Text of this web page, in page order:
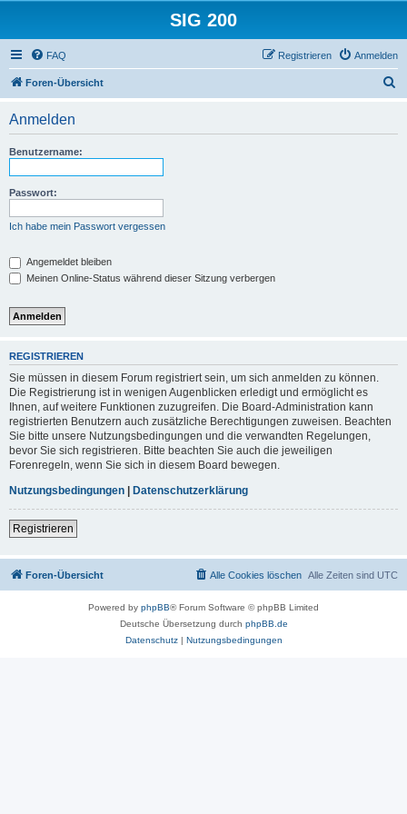
SIG 200
FAQ Anmelden
Registrieren
Foren-Übersicht
Anmelden
Benutzername:
Passwort:
Ich habe mein Passwort vergessen
Angemeldet bleiben
Meinen Online-Status während dieser Sitzung verbergen
REGISTRIEREN
Sie müssen in diesem Forum registriert sein, um sich anmelden zu können.
Die Registrierung ist in wenigen Augenblicken erledigt und ermöglicht es
Ihnen, auf weitere Funktionen zuzugreifen. Die Board-Administration kann
registrierten Benutzern auch zusätzliche Berechtigungen zuweisen. Beachten
Sie bitte unsere Nutzungsbedingungen und die verwandten Regelungen,
bevor Sie sich registrieren. Bitte beachten Sie auch die jeweiligen
Forenregeln, wenn Sie sich in diesem Board bewegen.
Nutzungsbedingungen | Datenschutzerklärung
Registrieren
Foren-Übersicht Alle Zeiten sind UTC
Alle Cookies löschen
Powered by phpBB® Forum Software © phpBB Limited
Deutsche Übersetzung durch phpBB.de
Datenschutz| Nutzungsbedingungen